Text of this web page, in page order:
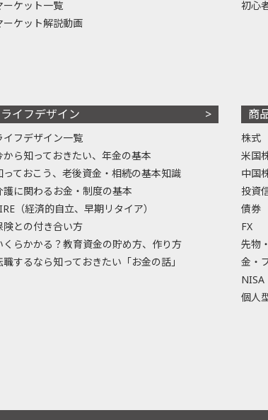
ーケット一覧
ーケット解説動画
初心
ライフデザイン
イフデザイン一覧
から知っておきたい、年金の基本
っておこう、老後資金・相続の基本知識
護に関わるお金・制度の基本
（経済的自立、早期リタイア）
険との付き合い方
くらかかる？教育資金の貯め方、作り方
職するなら知っておきたい「お金の話」
商
株式
米国
中国
投資
債券
FX
先物
金・
NISA
個人